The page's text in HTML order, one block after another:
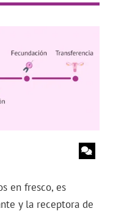
en fresco, es
y la receptora de